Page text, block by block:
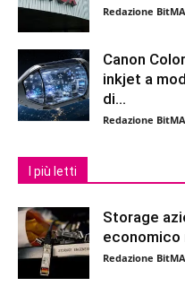
Redazione
Canon
inkjet a
di...
Redazione
I più letti
Storage
economico
Redazione